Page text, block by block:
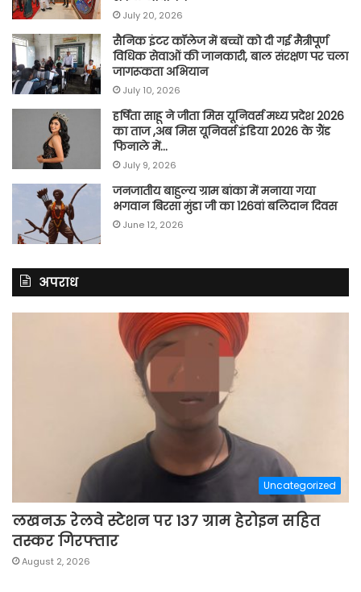
July 20, 2026
सैनिक इंटर कॉलेज में बच्चों को दी गई मैत्रीपूर्ण
विधिक सेवाओं की जानकारी, बाल संरक्षण पर चला
जागरूकता अभियान
July 10, 2026
हर्षिता साहू ने जीता मिस यूनिवर्स मध्य प्रदेश 2026
का ताज ,अब मिस यूनिवर्स इंडिया 2026 के ग्रैंड
फिनाले में…
July 9, 2026
जनजातीय बाहुल्य ग्राम बांका में मनाया गया
भगवान बिरसा मुंडा जी का 126वां बलिदान दिवस
June 12, 2026
अपराध
Uncategorized
लखनऊ रेलवे स्टेशन पर 137 ग्राम हेरोइन सहित
तस्कर गिरफ्तार
August 2, 2026